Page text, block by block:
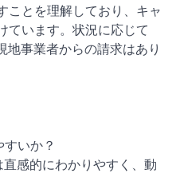
ことを理解しており、キャ
ています。状況に応じて
地事業者からの請求はあり
いか？
感的にわかりやすく、動